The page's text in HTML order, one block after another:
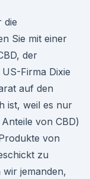
die
Sie mit einer
der
Firma Dixie
auf den
ist, weil es nur
von CBD)
von
zu
jemanden,